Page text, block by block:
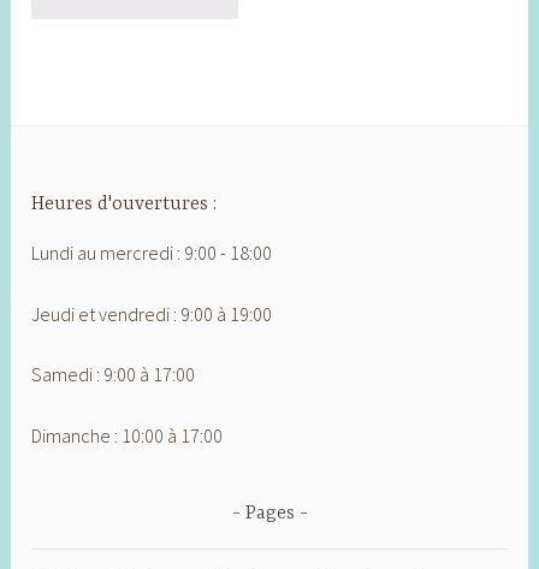
Heures d'ouvertures :
Lundi au mercredi : 9:00 - 18:00
Jeudi et vendredi : 9:00 à 19:00
Samedi : 9:00 à 17:00
Dimanche : 10:00 à 17:00
Pages